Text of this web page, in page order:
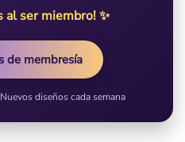
al ser miembro! ✨
de membresía
diseños cada semana